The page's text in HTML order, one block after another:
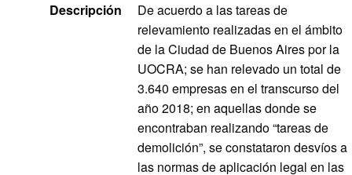
Descripción
De acuerdo a las tareas de
relevamiento realizadas en el ámbito
de la Ciudad de Buenos Aires por la
UOCRA; se han relevado un total de
3.640 empresas en el transcurso del
año 2018; en aquellas donde se
encontraban realizando “tareas de
demolición”, se constataron desvíos a
las normas de aplicación legal en las